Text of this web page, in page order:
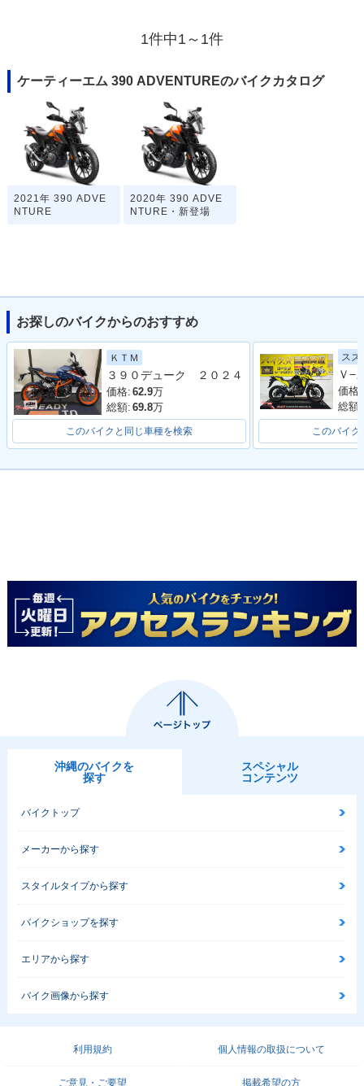
1件中1～1件
ケーティーエム 390 ADVENTUREのバイクカタログ
2021年 390 ADVE
NTURE
2020年 390 ADVE
NTURE・新登場
お探しのバイクからのおすすめ
ＫＴＭ
３９０デューク ２０２４
価格: 62.9万
総額: 69.8万
このバイクと同じ車種を検索
スズ
価格:
総額:
このバイク
沖縄のバイクを
探す
スペシャル
コンテンツ
バイクトップ
メーカーから探す
スタイルタイプから探す
バイクショップを探す
エリアから探す
バイク画像から探す
利用規約 個人情報の取扱について
ご意見・ご要望 掲載希望の方